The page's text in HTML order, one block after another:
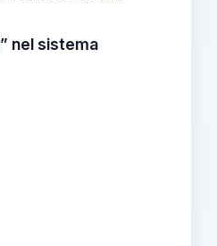
nel sistema